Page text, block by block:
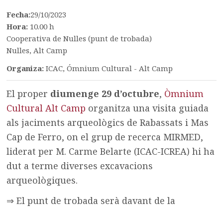
Fecha:29/10/2023
Hora: 10.00 h
Cooperativa de Nulles (punt de trobada)
Nulles, Alt Camp
Organiza:ICAC, Ómnium Cultural - Alt Camp
El proper diumenge 29 d’octubre, Òmnium
Cultural Alt Camp organitza una visita guiada
als jaciments arqueològics de Rabassats i Mas
Cap de Ferro, on el grup de recerca MIRMED,
liderat per M. Carme Belarte (ICAC-ICREA) hi ha
dut a terme diverses excavacions
arqueològiques.
⇒ El punt de trobada serà davant de la